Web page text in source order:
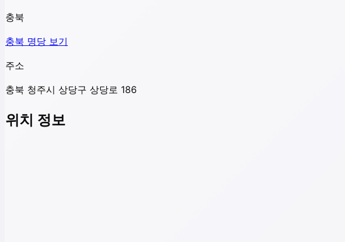
충북
충북 명당 보기
주소
충북 청주시 상당구 상당로 186
위치 정보